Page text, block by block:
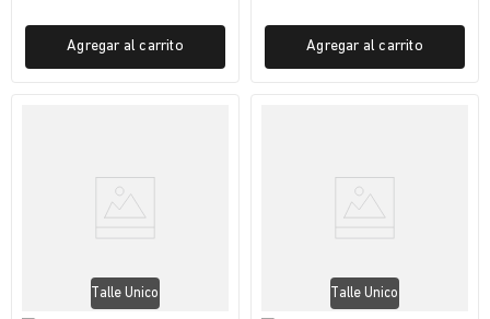
Agregar al carrito Agregar al carrito
Talle Unico Talle Unico